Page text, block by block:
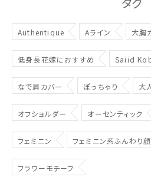
Authentique Aライン 大胸
低身長花嫁におすすめ Saiid
なで肩カバー ぽっちゃり 大
オフショルダー オーセンティック
フェミニン フェミニン系ふんわり
フラワーモチーフ